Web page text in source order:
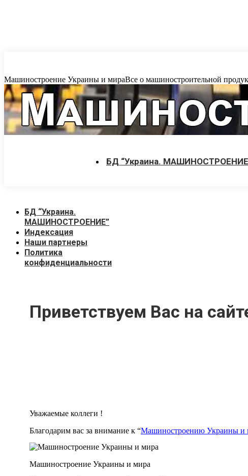
Машиностроение Украины и мираВсе о машиностроительной
БД “Украина.
БД “Украина.
МАШИНОСТРОЕНИЕ”
Индекcация
Наши партнеры
Политика
конфиденциальности
Приветствуем Вас на
Уважаемые коллеги !
Благодарим вас за внимание к “Машиностроению Украины и
Машиностроение Украины и мира